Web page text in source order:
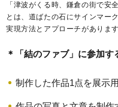
「津波がくる時、鎌倉の街で安
とは、道ばたの石にサインマー
実現方法とアプローチがあります
＊「結のファブ」に参加
制作した作品1点を展示